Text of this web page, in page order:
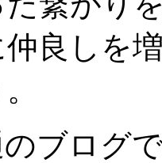
良しを
ブログ